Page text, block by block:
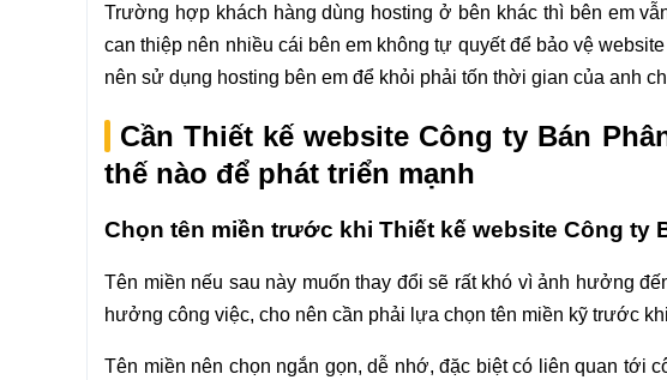
Trường hợp khách hàng dùng hosting ở bên khác thì bên em
can thiệp nên nhiều cái bên em không tự quyết để bảo vệ
nên sử dụng hosting bên em để khỏi phải tốn thời gian của anh
Cần Thiết kế website Công ty Bán
thế nào để phát triển mạnh
Chọn tên miền trước khi Thiết kế website Công ty
Tên miền nếu sau này muốn thay đổi sẽ rất khó vì ảnh hưởng
hưởng công việc, cho nên cần phải lựa chọn tên miền kỹ trước
Tên miền nên chọn ngắn gọn, dễ nhớ, đặc biệt có liên quan tới